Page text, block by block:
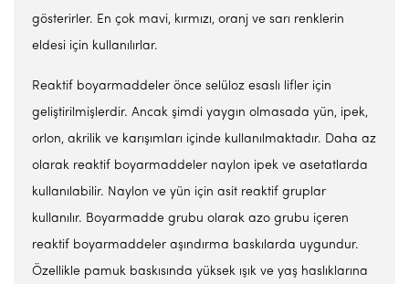
gösterirler. En çok mavi, kırmızı, oranj ve sarı renklerin
eldesi için kullanılırlar.
Reaktif boyarmaddeler önce selüloz esaslı lifler için
geliştirilmişlerdir. Ancak şimdi yaygın olmasada yün, ipek,
orlon, akrilik ve karışımları içinde kullanılmaktadır. Daha az
olarak reaktif boyarmaddeler naylon ipek ve asetatlarda
kullanılabilir. Naylon ve yün için asit reaktif gruplar
kullanılır. Boyarmadde grubu olarak azo grubu içeren
reaktif boyarmaddeler aşındırma baskılarda uygundur.
Özellikle pamuk baskısında yüksek ışık ve yaş haslıklarına